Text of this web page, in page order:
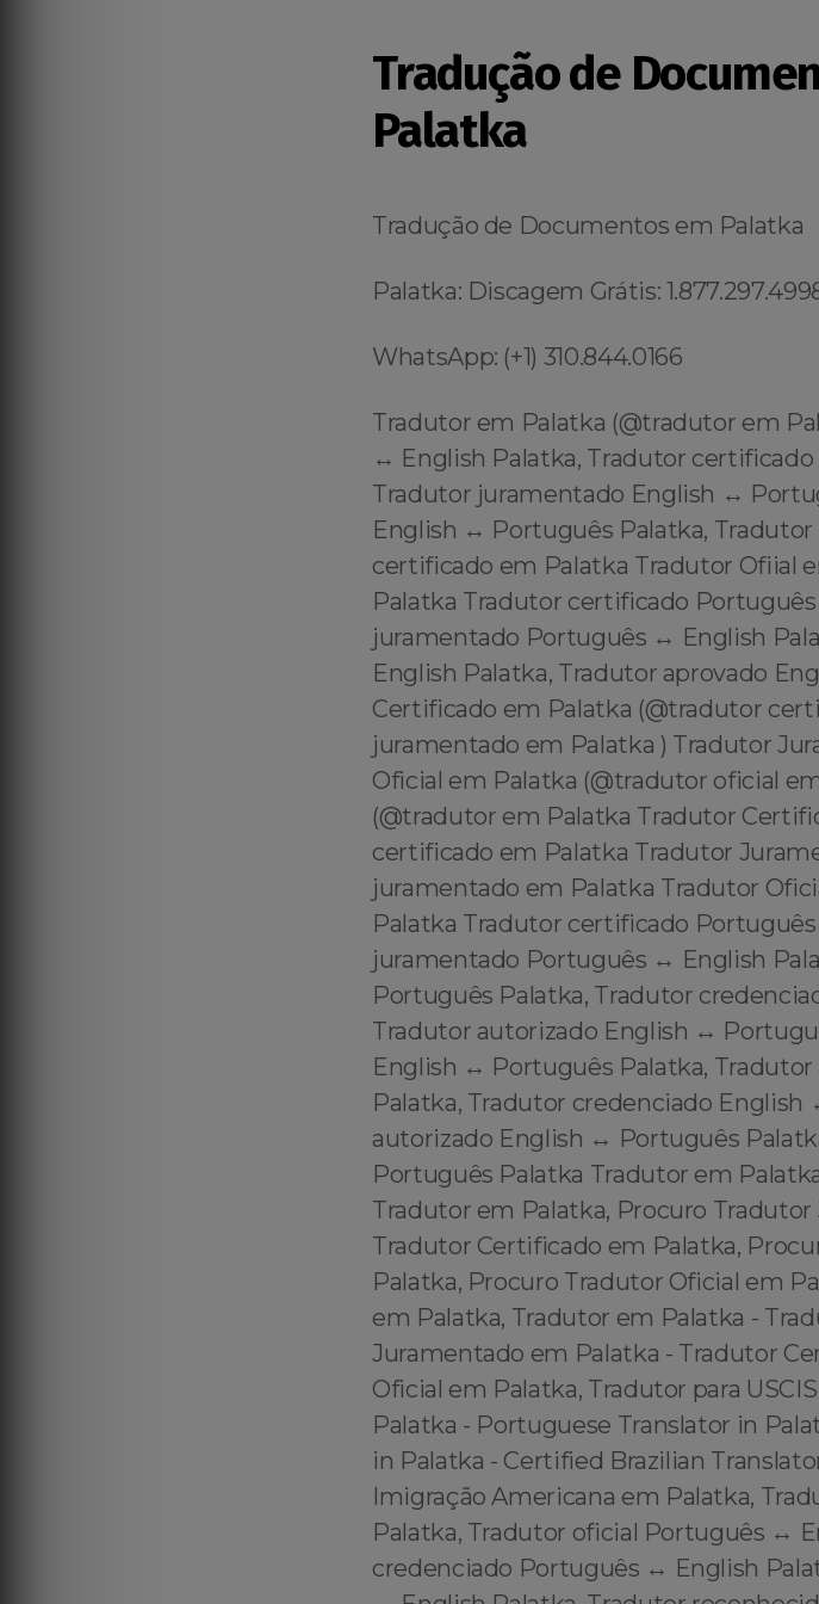
Tradução de
Palatka
Tradução de Documentos em Palatka
Palatka: Discagem Grátis:
WhatsApp: (+1) 310.844.0166
Tradutor em Palatka (@tradutor em
↔️ English Palatka, Tradutor
Tradutor juramentado English ↔️
English ↔️ Português Palatka,
certificado em Palatka Tradutor Ofiial
Palatka Tradutor certificado
juramentado Português ↔️ English
English Palatka, Tradutor aprovado
Certificado em Palatka (@tradutor
juramentado em Palatka ) Tradutor
Oficial em Palatka (@tradutor oficial
(@tradutor em Palatka Tradutor
certificado em Palatka Tradutor
juramentado em Palatka Tradutor
Palatka Tradutor certificado
juramentado Português ↔️ English
Português Palatka, Tradutor
Tradutor autorizado English ↔️
English ↔️ Português Palatka,
Palatka, Tradutor credenciado
autorizado English ↔️ Português
Português Palatka Tradutor em
Tradutor em Palatka, Procuro
Tradutor Certificado em Palatka,
Palatka, Procuro Tradutor Oficial em
em Palatka, Tradutor em Palatka -
Juramentado em Palatka - Tradutor
Oficial em Palatka, Tradutor para
Palatka - Portuguese Translator in
in Palatka - Certified Brazilian
Imigração Americana em Palatka,
Palatka, Tradutor oficial Português ↔️
credenciado Português ↔️ English